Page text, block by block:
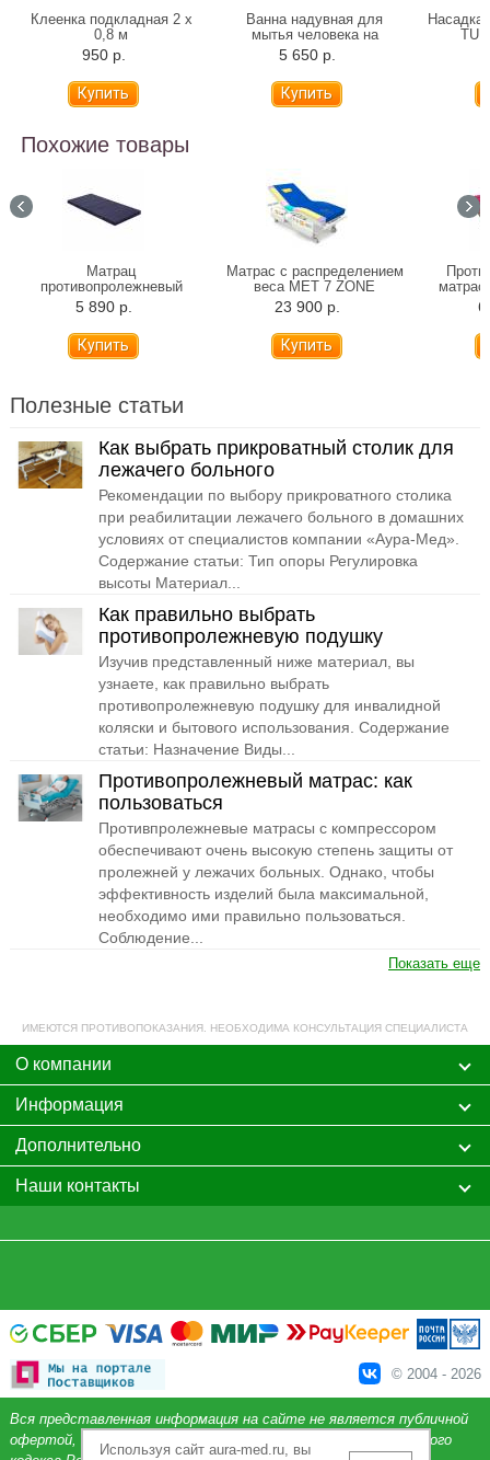
Клеенка подкладная 2 х
0,8 м
950 р.
Ванна надувная для
мытья человека на
кровати TS-01 (CA204MV)
5 650 р.
Насадка
TU
Похожие товары
Матрац
противопролежневый
Армед М4С1 (Н)
5 890 р.
Матрас c распределением
веса MET 7 ZONE
23 900 р.
Полезные статьи
Как выбрать прикроватный столик для
лежачего больного
Рекомендации по выбору прикроватного столика
при реабилитации лежачего больного в домашних
условиях от специалистов компании «Аура-Мед».
Содержание статьи: Тип опоры Регулировка
высоты Материал...
Как правильно выбрать
противопролежневую подушку
Изучив представленный ниже материал, вы
узнаете, как правильно выбрать
противопролежневую подушку для инвалидной
коляски и бытового использования. Содержание
статьи: Назначение Виды...
Противопролежневый матрас: как
пользоваться
Противпролежневые матрасы с компрессором
обеспечивают очень высокую степень защиты от
пролежней у лежачих больных. Однако, чтобы
эффективность изделий была максимальной,
необходимо ими правильно пользоваться.
Соблюдение...
Показать еще
ИМЕЮТСЯ ПРОТИВОПОКАЗАНИЯ. НЕОБХОДИМА КОНСУЛЬТАЦИЯ СПЕЦИАЛИСТА
О компании
Информация
Дополнительно
Наши контакты
© 2004 - 2026
Вся представленная информация на сайте не является публичной
офертой, определяемой положениями Статьи 437 Гражданского
Используя сайт aura-med.ru, вы